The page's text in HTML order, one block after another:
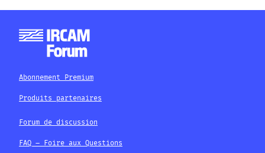
Abonnement Premium
Produits partenaires
Forum de discussion
FAQ – Foire aux Questions